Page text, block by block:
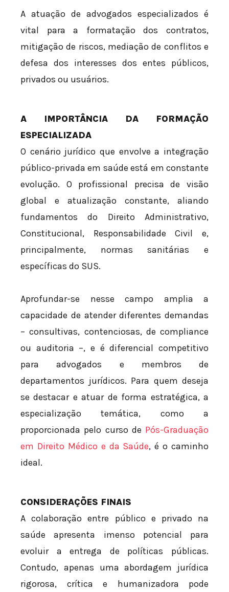
A atuação de advogados especializados é
vital para a formatação dos contratos,
mitigação de riscos, mediação de conflitos e
defesa dos interesses dos entes públicos,
privados ou usuários.
A IMPORTÂNCIA DA FORMAÇÃO
ESPECIALIZADA
O cenário jurídico que envolve a integração
público-privada em saúde está em constante
evolução. O profissional precisa de visão
global e atualização constante, aliando
fundamentos do Direito Administrativo,
Constitucional, Responsabilidade Civil e,
principalmente, normas sanitárias e
específicas do SUS.
Aprofundar-se nesse campo amplia a
capacidade de atender diferentes demandas
– consultivas, contenciosas, de compliance
ou auditoria –, e é diferencial competitivo
para advogados e membros de
departamentos jurídicos. Para quem deseja
se destacar e atuar de forma estratégica, a
especialização temática, como a
proporcionada pelo curso de Pós-Graduação
em Direito Médico e da Saúde, é o caminho
ideal.
CONSIDERAÇÕES FINAIS
A colaboração entre público e privado na
saúde apresenta imenso potencial para
evoluir a entrega de políticas públicas.
Contudo, apenas uma abordagem jurídica
rigorosa, crítica e humanizadora pode